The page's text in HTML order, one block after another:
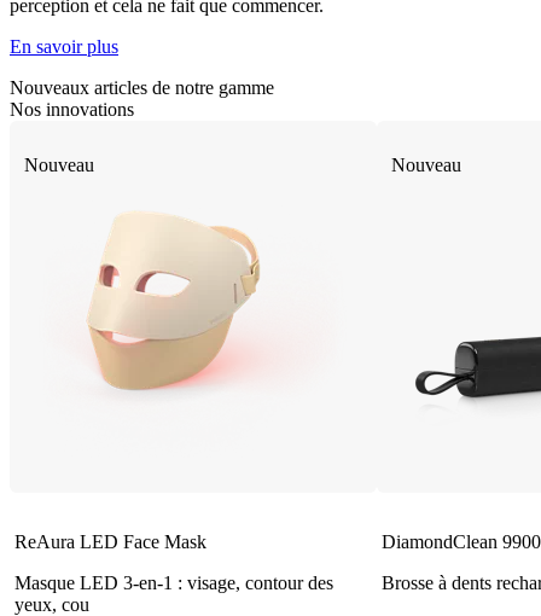
perception et cela ne fait que commencer.
En savoir plus
Nouveaux articles de notre gamme
Nos innovations
Nouveau
ReAura LED Face Mask
Masque LED 3-en-1 : visage, contour des
yeux, cou
Nouveau
DiamondClean
Brosse à dents